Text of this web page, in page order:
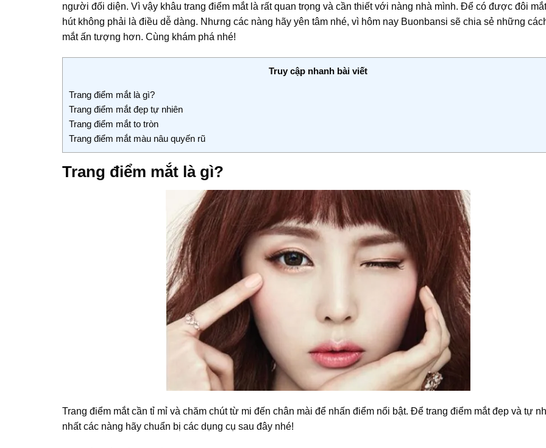
người đối diện. Vì vậy khâu trang điểm mắt là rất quan trọng và cần thiết với nàng nhà mình. Để có được đôi
hút không phải là điều dễ dàng. Nhưng các nàng hãy yên tâm nhé, vì hôm nay Buonbansi sẽ chia sẻ những
mắt ấn tượng hơn. Cùng khám phá nhé!
Truy cập nhanh bài viết
Trang điểm mắt là gì?
Trang điểm mắt đẹp tự nhiên
Trang điểm mắt to tròn
Trang điểm mắt màu nâu quyến rũ
Trang điểm mắt là gì?
Trang điểm mắt cần tỉ mỉ và chăm chút từ mi đến chân mài để nhấn điểm nổi bật. Để trang điểm mắt đẹp và tự
nhất các nàng hãy chuẩn bị các dụng cụ sau đây nhé!